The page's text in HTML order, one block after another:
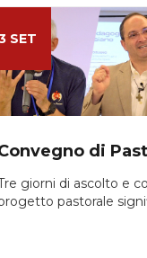
SET
di
giorni di ascolto e
pastorale